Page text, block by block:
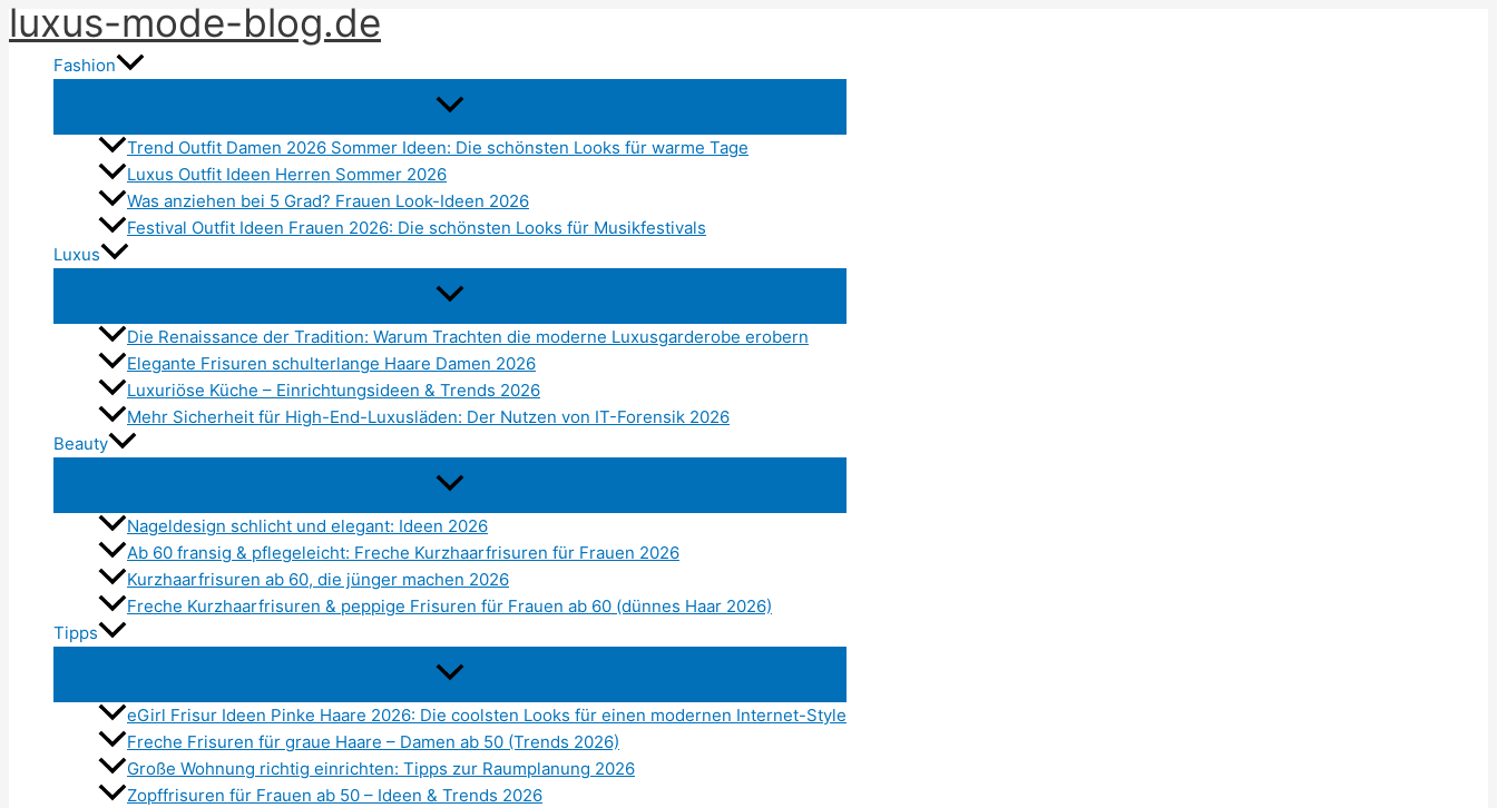
Zum
Inhalt
springen
luxus-mode-blog.de
Fashion
Trend Outfit Damen 2026 Sommer Ideen: Die schönsten Looks für warme Tage
Luxus Outfit Ideen Herren Sommer 2026
Was anziehen bei 5 Grad? Frauen Look-Ideen 2026
Festival Outfit Ideen Frauen 2026: Die schönsten Looks für Musikfestivals
Luxus
Die Renaissance der Tradition: Warum Trachten die moderne Luxusgarderobe erobern
Elegante Frisuren schulterlange Haare Damen 2026
Luxuriöse Küche – Einrichtungsideen & Trends 2026
Mehr Sicherheit für High-End-Luxusläden: Der Nutzen von IT-Forensik 2026
Beauty
Nageldesign schlicht und elegant: Ideen 2026
Ab 60 fransig & pflegeleicht: Freche Kurzhaarfrisuren für Frauen 2026
Kurzhaarfrisuren ab 60, die jünger machen 2026
Freche Kurzhaarfrisuren & peppige Frisuren für Frauen ab 60 (dünnes Haar 2026)
Tipps
eGirl Frisur Ideen Pinke Haare 2026: Die coolsten Looks für einen modernen Internet-Style
Freche Frisuren für graue Haare – Damen ab 50 (Trends 2026)
Große Wohnung richtig einrichten: Tipps zur Raumplanung 2026
Zopffrisuren für Frauen ab 50 – Ideen & Trends 2026